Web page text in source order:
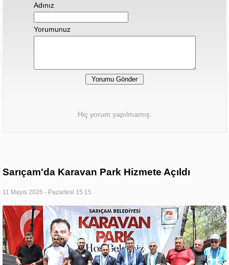
Adınız
Yorumunuz
Hiç yorum yapılmamış.
Sarıçam'da Karavan Park Hizmete Açıldı
11 Mayıs 2026 - Pazartesi 15:15